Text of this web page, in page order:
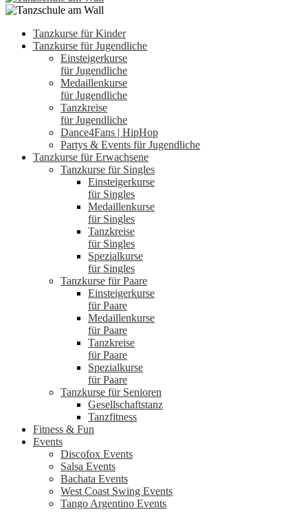
Tanzkurse für Kinder
Tanzkurse für Jugendliche
Einsteigerkurse
für Jugendliche
Medaillenkurse
für Jugendliche
Tanzkreise
für Jugendliche
Dance4Fans | HipHop
Partys & Events für Jugendliche
Tanzkurse für Erwachsene
Tanzkurse für Singles
Einsteigerkurse
für Singles
Medaillenkurse
für Singles
Tanzkreise
für Singles
Spezialkurse
für Singles
Tanzkurse für Paare
Einsteigerkurse
für Paare
Medaillenkurse
für Paare
Tanzkreise
für Paare
Spezialkurse
für Paare
Tanzkurse für Senioren
Gesellschaftstanz
Tanzfitness
Fitness & Fun
Events
Discofox Events
Salsa Events
Bachata Events
West Coast Swing Events
Tango Argentino Events